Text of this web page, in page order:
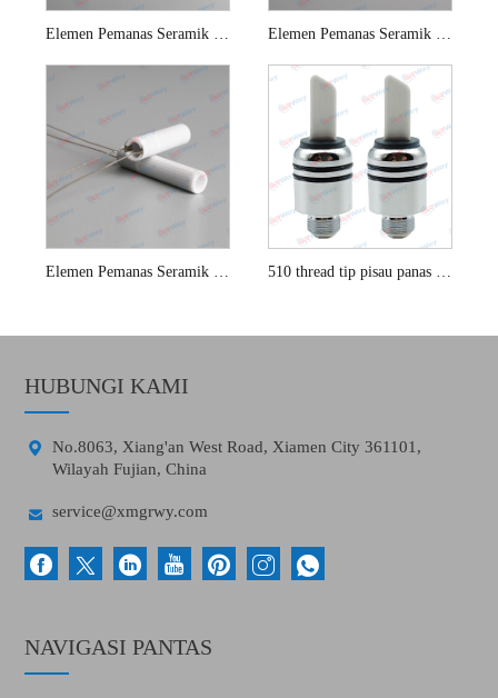
Elemen Pemanas Seramik Untuk Stesen Pematerian Hakko Elemen Pemanas Seramik Kuasa Tinggi
Elemen Pemanas Seramik Untuk Besi Pateri Weller 510 thread tip pisau panas seramik
HUBUNGI KAMI

No.8063, Xiang'an West Road, Xiamen City 361101,
Wilayah Fujian, China
 service@xmgrwy.com
NAVIGASI PANTAS